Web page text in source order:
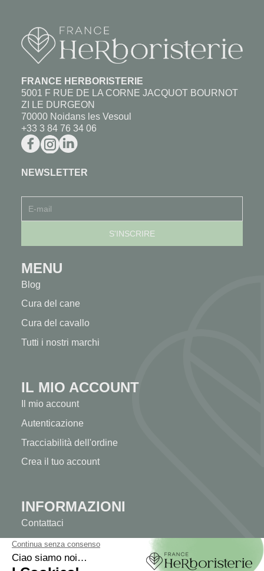
FRANCE HERBORISTERIE
5001 F RUE DE LA CORNE JACQUOT BOURNOT
ZI LE DURGEON
70000 Noidans les Vesoul
+33 3 84 76 34 06
NEWSLETTER
MENU
Blog
Cura del cane
Cura del cavallo
Tutti i nostri marchi
IL MIO ACCOUNT
Il mio account
Autenticazione
Tracciabilità dell'ordine
Crea il tuo account
INFORMAZIONI
Contattaci
Mappa del sito
La nostra erboristeria